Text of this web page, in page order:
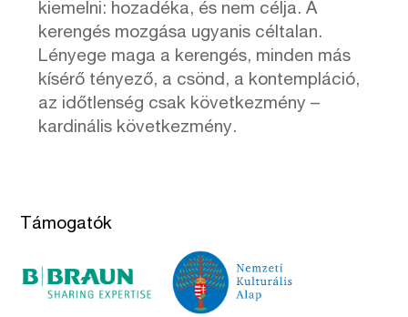
kiemelni: hozadéka, és nem célja. A
kerengés mozgása ugyanis céltalan.
Lényege maga a kerengés, minden más
kísérő tényező, a csönd, a kontempláció,
az időtlenség csak következmény –
kardinális következmény.
Támogatók